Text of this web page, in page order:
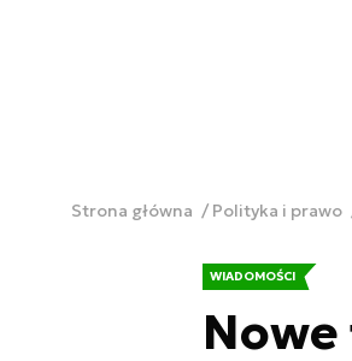
Strona główna Polityka i prawo
WIADOMOŚCI